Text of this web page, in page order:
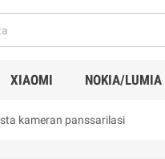
XIAOMI NOKIA/LUMIA
kameran panssarilasi